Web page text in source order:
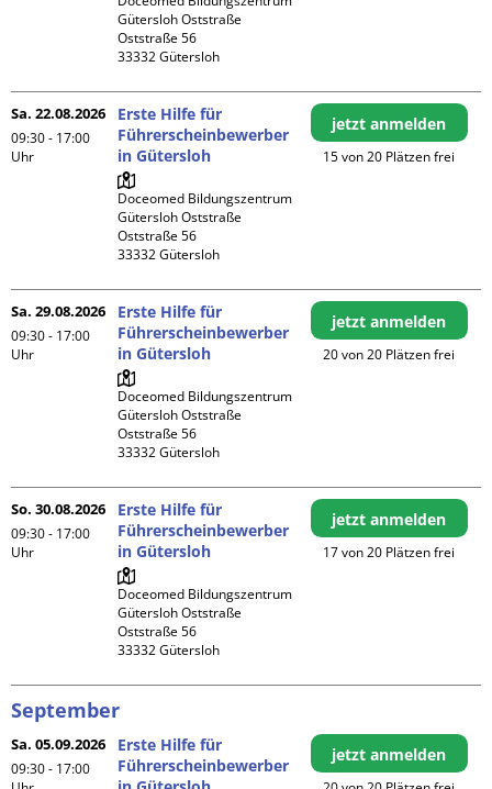
Gütersloh Oststraße
Oststraße 56
Sa. 22.08.2026
09:30 - 17:00
Uhr
Erste Hilfe für
Führerscheinbewerber
in Gütersloh
Doceomed Bildungszentrum
Gütersloh Oststraße
Oststraße 56
jetzt anmelden
15 von 20 Plätzen frei
Sa. 29.08.2026
09:30 - 17:00
Uhr
Erste Hilfe für
Führerscheinbewerber
in Gütersloh
Doceomed Bildungszentrum
Gütersloh Oststraße
Oststraße 56
jetzt anmelden
20 von 20 Plätzen frei
So. 30.08.2026
09:30 - 17:00
Uhr
Erste Hilfe für
Führerscheinbewerber
in Gütersloh
Doceomed Bildungszentrum
Gütersloh Oststraße
Oststraße 56
jetzt anmelden
17 von 20 Plätzen frei
September
Sa. 05.09.2026
09:30 - 17:00
Erste Hilfe für
Führerscheinbewerber
jetzt anmelden